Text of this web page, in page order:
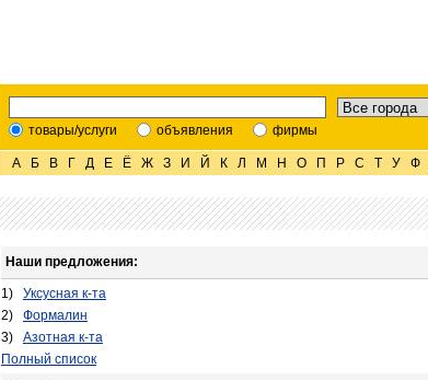
товары/услуги объявления фирмы
А Б В Г Д Е Ё Ж З И Й К Л М Н О П Р С Т У Ф
Наши предложения:
1)
Уксусная к-та
2)
Формалин
3)
Азотная к-та
Полный список